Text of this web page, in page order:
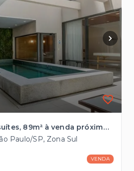
Mobiliado com 2 suítes, 89m² à venda próximo à 2 estações de Metrô
Paulo/SP, Zona Sul
VENDA